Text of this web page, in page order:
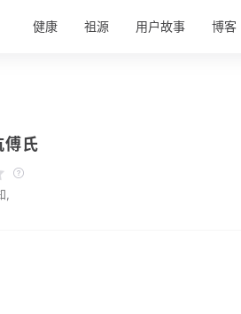
健康 祖源 用户故事 博客
傅氏
,